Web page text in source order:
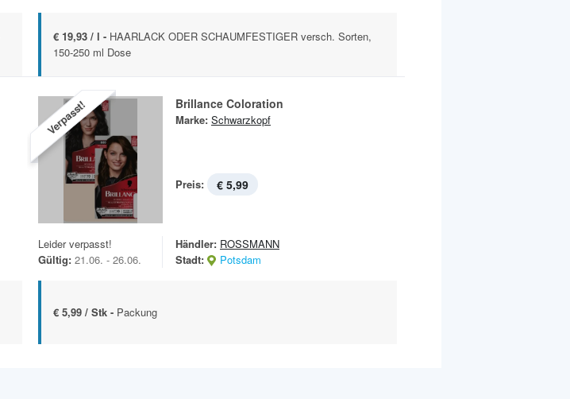
€ 19,93 / l - HAARLACK ODER SCHAUMFESTIGER versch. Sorten,
150-250 ml Dose
Verpasst! Brillance Coloration
Marke: Schwarzkopf
Preis: € 5,99
Leider verpasst!
Gültig: 21.06. - 26.06.
Händler: ROSSMANN
Stadt:
Potsdam
€ 5,99 / Stk - Packung